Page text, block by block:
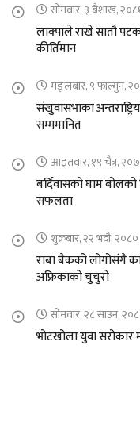
सोमवार, ३ बैशाख,
लाक्पाले राखे सातौ
कीर्तिमान
मङ्लबार, ९ फाल्गुन,
संखुवासभाका
सम्ममानित
आइतवार, १९ चैत्र,
बर्दिवासको घाम
सफलता
शुक्रबार, २२ भदौ, २०८०
राबा बैकको लोगोसंगै
अफ्रिकाको चुचुरो
सोमवार, २८ साउन,
भोटखोला युवा सरोकार